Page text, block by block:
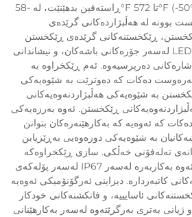
ڕاستەقین بدهێنێت، لە -58°F تا 572°F (-50°C تا 300°C). فێتەرەکانی
بوونە لە هەڵبژاردەکانی گرێدەی
ڕێکخستنەکانی گرێدەی ڕێکخستن
لەسەر جۆرەکانی باشەکان، و نیشاندانی LED-ی ئاسایی کە دەگرنێت بە
دەرپرسیەوە. ئەم ڕێکخراوە بە
دەکات کە دەوترێت بە شێوەیەکی
بە شێوەیەکی هەڵبژاردنەوەیەکانی
ڕێکخستن. ئەوە بەرزەیەکی
کە ئەوەیە کە بەکارهێنەرەکان بتوانن
بە شێوەیەکی دورەوەیی بەڕێزیابن
تەلەفۆنی خەڵکی. سازی ڕێکخراوەکە
لەسەر پۆلەکەی IP67 دەستێنێت، کە ئەوەیە کە ئەوە بەکاربەرە لەسەر
کاتبەردارە. دیزاینی ئەرگۆنۆمیکی ئەوەیە
ئاسایییە، و فانکشنەکانی خودکار
بەتری بەرگرێتەوە لەسەر بەکارهێنانی